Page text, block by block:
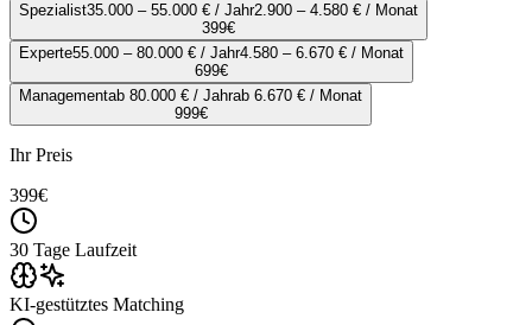
Spezialist35.000 – 55.000 € / Jahr2.900 – 4.580 € / Monat
399€
Experte55.000 – 80.000 € / Jahr4.580 – 6.670 € / Monat
699€
Managementab 80.000 € / Jahrab 6.670 € / Monat
999€
Ihr Preis
399€
30 Tage Laufzeit
KI-gestütztes Matching